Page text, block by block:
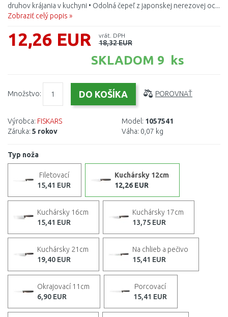
druhov krájania v kuchyni • Odolná čepeľ z japonskej nerezovej oc...
Zobraziť celý popis »
12,26 EUR vrát. DPH
18,32 EUR
SKLADOM 9 ks
Množstvo: POROVNAŤ
Výrobca: FISKARS
Záruka: 5 rokov
Model: 1057541
Váha: 0,07 kg
Typ noža
Filetovací
15,41 EUR
Kuchársky 12cm
12,26 EUR
Kuchársky 16cm
15,41 EUR
Kuchársky 17cm
13,75 EUR
Kuchársky 21cm
19,40 EUR
Na chlieb a pečivo
15,41 EUR
Okrajovací 11cm
6,90 EUR
Porcovací
15,41 EUR